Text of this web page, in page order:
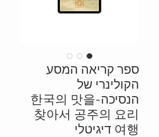
ספר קריאה המסע
הקולינרי של
הנסיכה-한국의 맛을
찾아서 공주의 요리
여행 דיגיטלי